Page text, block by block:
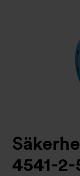
4541-